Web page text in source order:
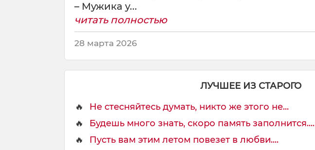
ч
ь
– Мужика у...
читать полностью
28 марта 2026
ЛУЧШЕЕ ИЗ СТАРОГО
🔥
Не стесняйтесь думать, никто же этого не...
🔥
Будешь много знать, скоро память заполнится....
🔥
Пусть вам этим летом повезет в любви....